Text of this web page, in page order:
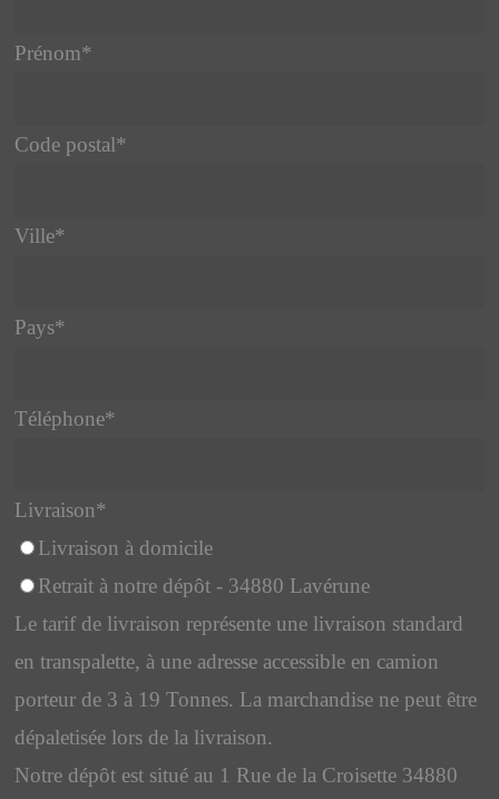
Prénom*
Code postal*
Ville*
Pays*
Téléphone*
Livraison*
Livraison à domicile
Retrait à notre dépôt - 34880 Lavérune
Le tarif de livraison représente une livraison standard
en transpalette, à une adresse accessible en camion
porteur de 3 à 19 Tonnes. La marchandise ne peut être
dépaletisée lors de la livraison.
Notre dépôt est situé au 1 Rue de la Croisette 34880